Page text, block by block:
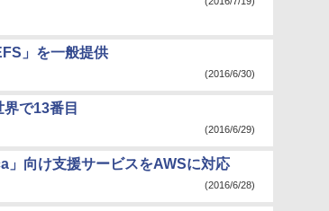
」を一般提供
(2016/6/30)
で13番目
(2016/6/29)
」向け支援サービスをAWSに対応
(2016/6/28)